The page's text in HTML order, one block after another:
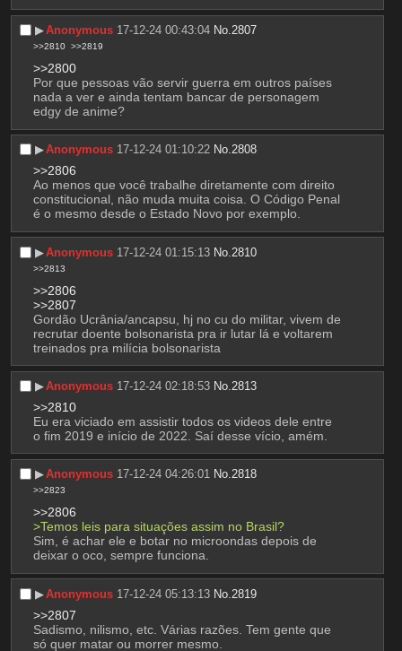
▶︎Anonymous 17-12-24 00:43:04 No.2807
>>2810 >>2819
>>2800
Por que pessoas vão servir guerra em outros países
nada a ver e ainda tentam bancar de personagem
edgy de anime?
▶︎Anonymous 17-12-24 01:10:22 No.2808
>>2806
Ao menos que você trabalhe diretamente com direito
constitucional, não muda muita coisa. O Código Penal
é o mesmo desde o Estado Novo por exemplo.
▶︎Anonymous 17-12-24 01:15:13 No. 2810
>>2813
>>2806
>>2807
Gordão Ucrânia/ancapsu, hj no cu do militar, vivem de
recrutar doente bolsonarista pra ir lutar lá e voltarem
treinados pra milícia bolsonarista
▶︎Anonymous 17-12-24 02:18:53 No.2813
>>2810
Eu era viciado em assistir todos os videos dele entre
o fim 2019 e início de 2022. Saí desse vício, amém.
▶︎Anonymous 17-12-24 04:26:01 No.2818
>>2823
>>2806
>Temos leis para situações assim no Brasil?
Sim, é achar ele e botar no microondas depois de
deixar o oco, sempre funciona.
▶︎Anonymous 17-12-24 05:13:13 No. 2819
>>2807
Sadismo, nilismo, etc. Várias razões. Tem gente que
só quer matar ou morrer mesmo.